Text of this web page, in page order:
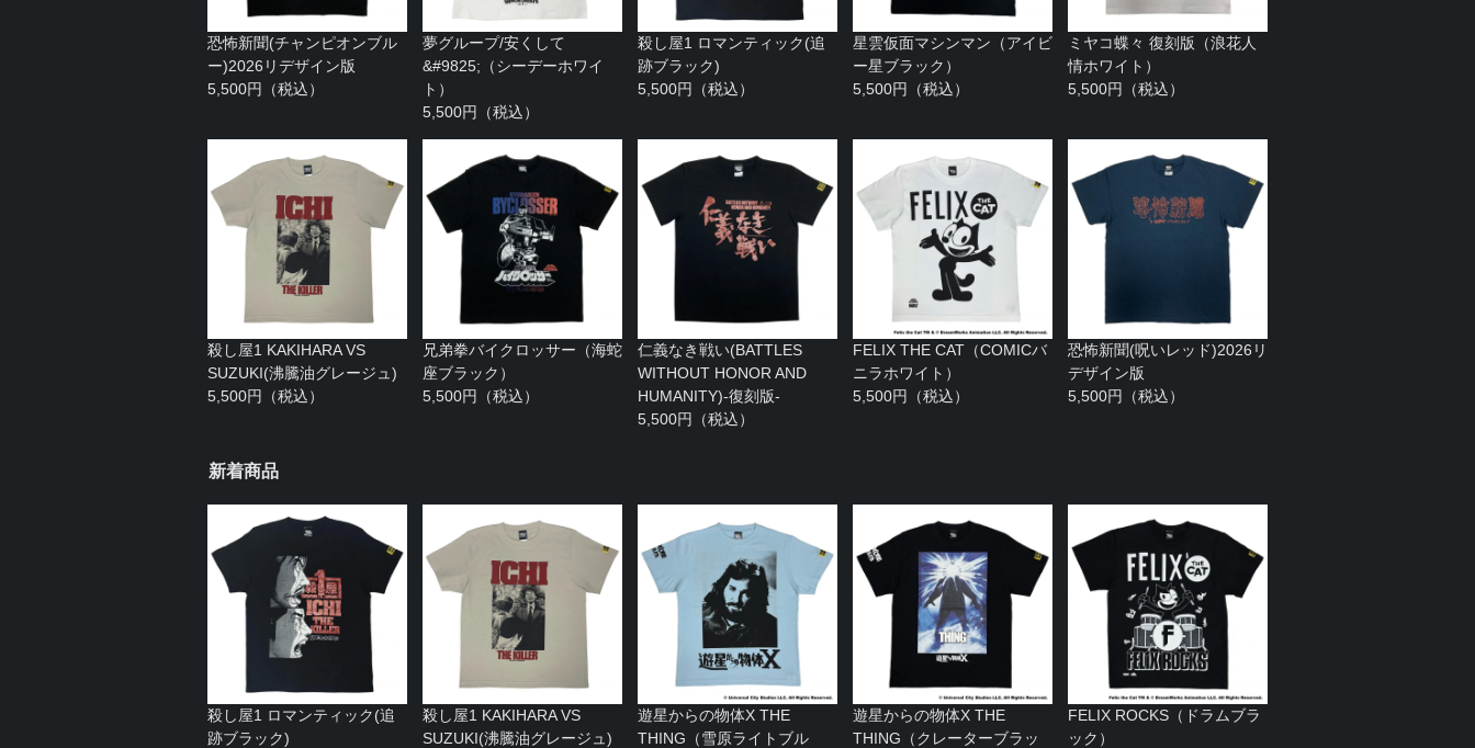
恐怖新聞(チャンピオンブル
ー)2026リデザイン版
5,500円（税込）
夢グループ/安くして
&#9825;（シーデーホワイ
ト）
5,500円（税込）
殺し屋1 ロマンティック(追
跡ブラック)
5,500円（税込）
星雲仮面マシンマン（アイビ
ー星ブラック）
5,500円（税込）
ミヤコ蝶々 復刻版（浪花人
情ホワイト）
5,500円（税込）
殺し屋1 KAKIHARA VS
SUZUKI(沸騰油グレージュ)
5,500円（税込）
兄弟拳バイクロッサー（海蛇
座ブラック）
5,500円（税込）
仁義なき戦い(BATTLES
WITHOUT HONOR AND
HUMANITY)-復刻版-
5,500円（税込）
FELIX THE CAT（COMICバ
ニラホワイト）
5,500円（税込）
恐怖新聞(呪いレッド)2026リ
デザイン版
5,500円（税込）
新着商品
殺し屋1 ロマンティック(追
跡ブラック)
殺し屋1 KAKIHARA VS
SUZUKI(沸騰油グレージュ)
遊星からの物体X THE
THING（雪原ライトブル
遊星からの物体X THE
THING（クレーターブラッ
FELIX ROCKS（ドラムブラ
ック）